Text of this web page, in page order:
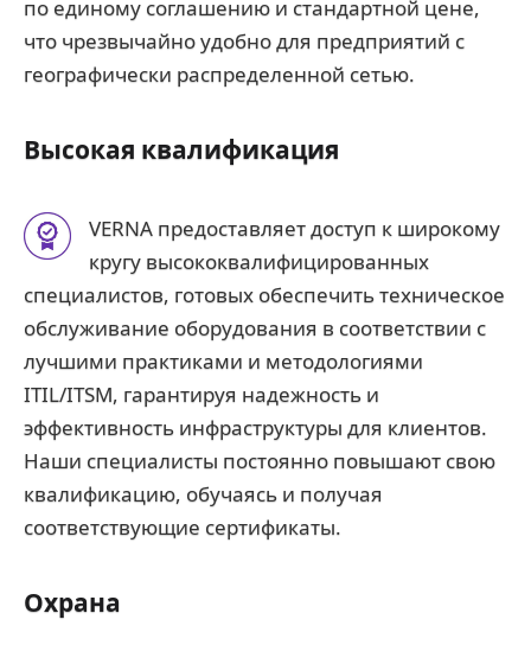
по единому соглашению и стандартной цене,
что чрезвычайно удобно для предприятий с
географически распределенной сетью.
Высокая квалификация
VERNA предоставляет доступ к широкому
кругу высококвалифицированных
специалистов, готовых обеспечить техническое
обслуживание оборудования в соответствии с
лучшими практиками и методологиями
ITIL/ITSM, гарантируя надежность и
эффективность инфраструктуры для клиентов.
Наши специалисты постоянно повышают свою
квалификацию, обучаясь и получая
соответствующие сертификаты.
Охрана